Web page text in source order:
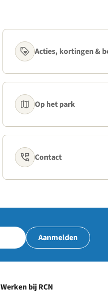
Acties, kortingen &
Op het park
Contact
Aanmelden
Werken bij RCN